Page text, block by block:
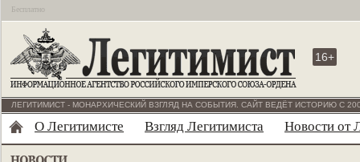
Бесплатно
16+
ЛЕГИТИМИСТ - МОНАРХИЧЕСКИЙ ВЗГЛЯД НА СОБЫТИЯ. САЙТ ВЕДЁТ ИСТОРИЮ С
О Легитимисте Взгляд Легитимиста Новости от